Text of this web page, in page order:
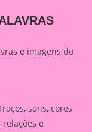
e imagens do
sons, cores
e